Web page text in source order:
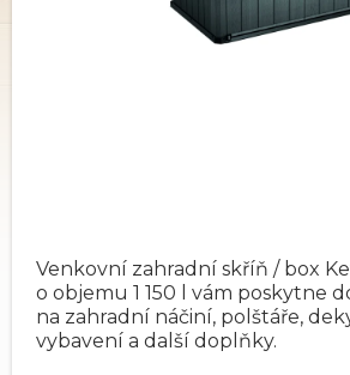
Venkovní zahradní skříň / box
o objemu 1 150 l vám poskytne
na zahradní náčiní, polštáře,
vybavení a další doplňky.